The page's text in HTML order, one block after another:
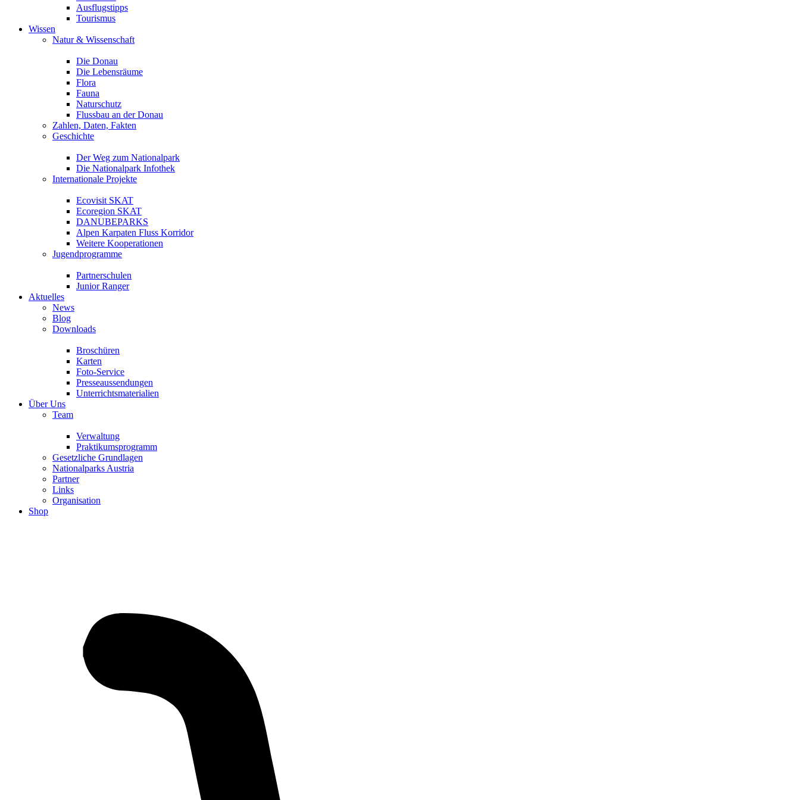
Ausflugstipps
Tourismus
Wissen
Natur & Wissenschaft
Die Donau
Die Lebensräume
Flora
Fauna
Naturschutz
Flussbau an der Donau
Zahlen, Daten, Fakten
Geschichte
Der Weg zum Nationalpark
Die Nationalpark Infothek
Internationale Projekte
Ecovisit SKAT
Ecoregion SKAT
DANUBEPARKS
Alpen Karpaten Fluss Korridor
Weitere Kooperationen
Jugendprogramme
Partnerschulen
Junior Ranger
Aktuelles
News
Blog
Downloads
Broschüren
Karten
Foto-Service
Presseaussendungen
Unterrichtsmaterialien
Über Uns
Team
Verwaltung
Praktikumsprogramm
Gesetzliche Grundlagen
Nationalparks Austria
Partner
Links
Organisation
Shop